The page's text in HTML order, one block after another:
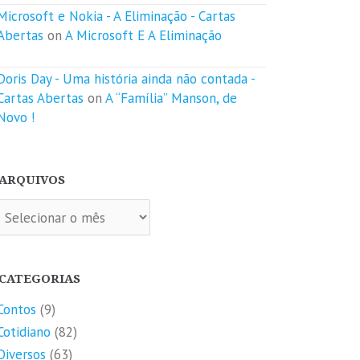
e Nokia - A Eliminação - Cartas
on A Microsoft E A Eliminação
Day - Uma história ainda não contada -
Abertas on A “Família” Manson, de
!
(9)
(82)
(63)